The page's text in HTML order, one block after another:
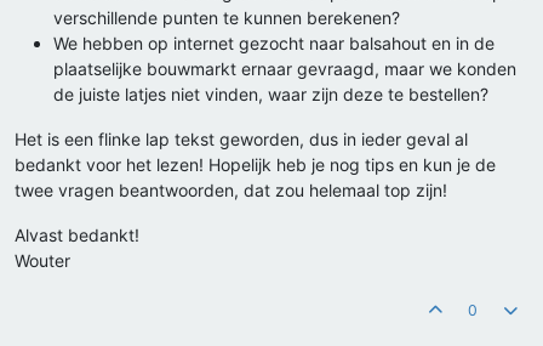
verschillende punten te kunnen berekenen?
We hebben op internet gezocht naar balsahout en in de
plaatselijke bouwmarkt ernaar gevraagd, maar we konden
de juiste latjes niet vinden, waar zijn deze te bestellen?
Het is een flinke lap tekst geworden, dus in ieder geval al
bedankt voor het lezen! Hopelijk heb je nog tips en kun je de
twee vragen beantwoorden, dat zou helemaal top zijn!
Alvast bedankt!
Wouter
0